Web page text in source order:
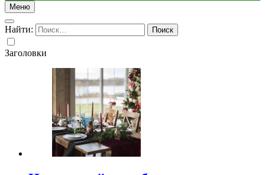
Меню
Найти:
Заголовки